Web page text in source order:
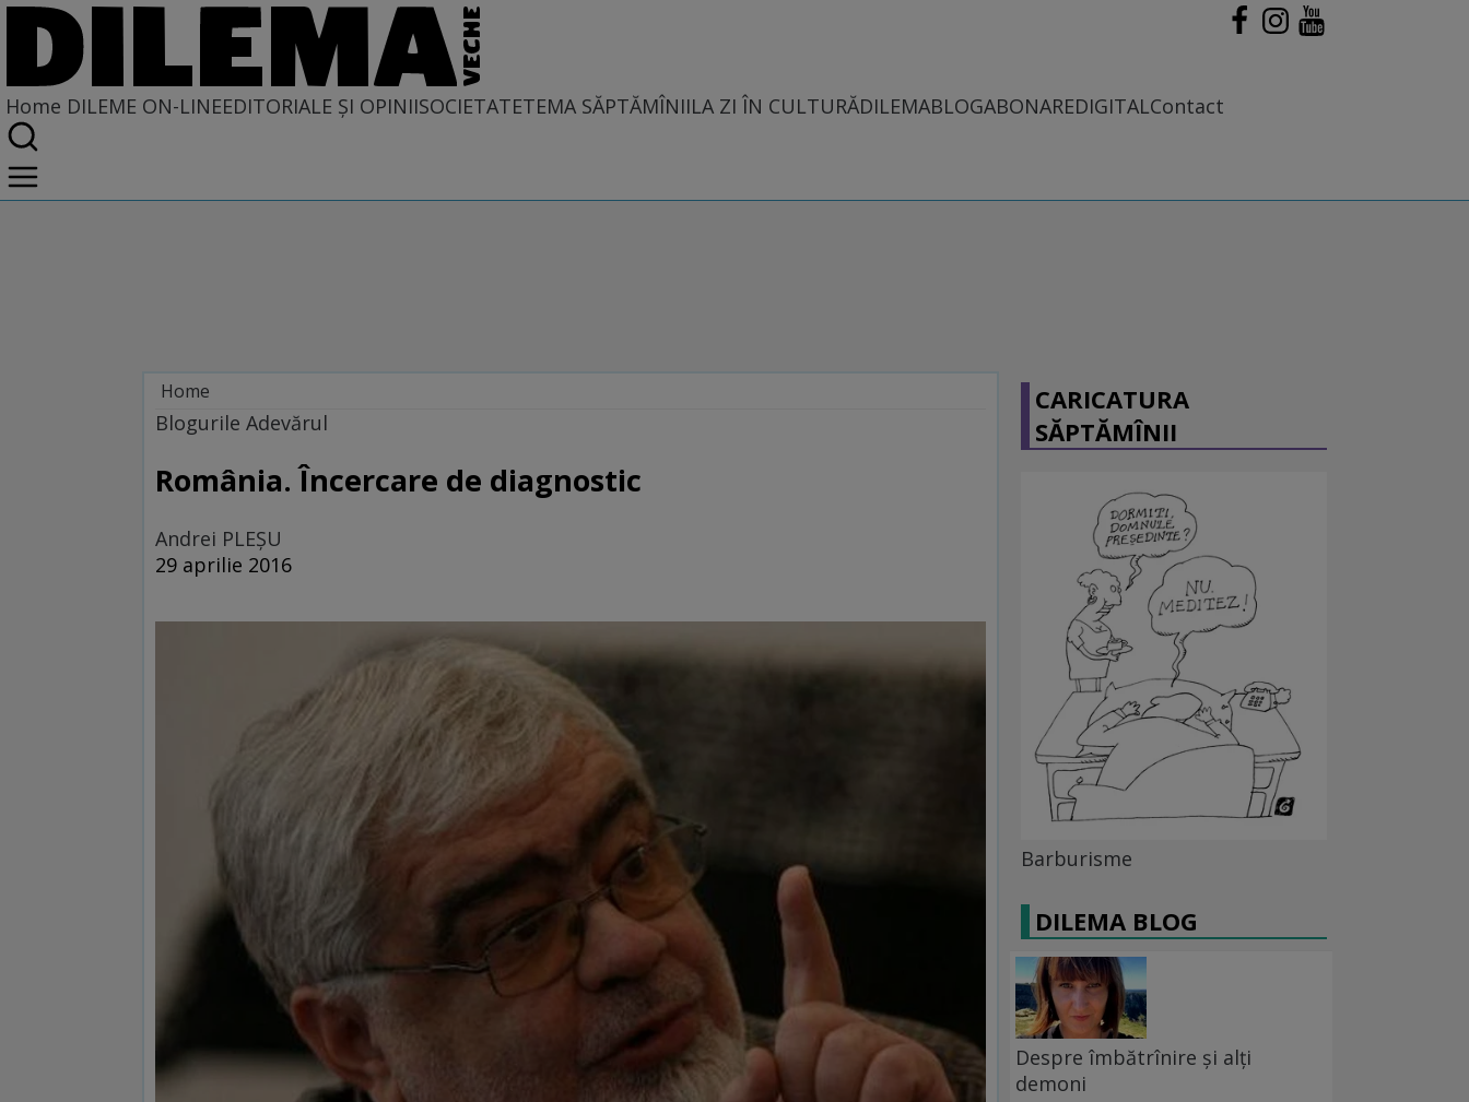
Home DILEME ON-LINEEDITORIALE ȘI OPINIISOCIETATETEMA SĂPTĂMÎNIILA ZI ÎN CULTURĂDILEMABLOGABONAREDIGITALContact
Home
Dileme on-line
Blogurile Adevărul
România. Încercare de diagnostic
Andrei PLEŞU
29 aprilie 2016
CARICATURA
SĂPTĂMÎNII
Barburisme
DILEMA BLOG
Despre îmbătrînire și alți
demoni